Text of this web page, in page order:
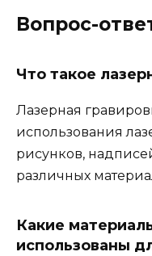
Вопрос-
Что такое
Лазерная
использования
рисунков,
различных
Какие
использованы